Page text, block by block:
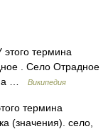
термина
. Село Отрадное
…
Википедия
термина
(значения). село,